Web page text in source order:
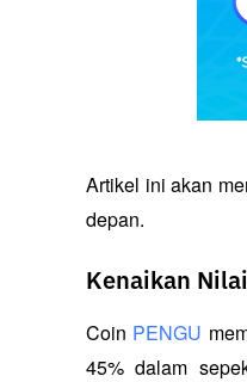
Artikel ini akan
depan.
Kenaikan
Coin PENGU
45% dalam